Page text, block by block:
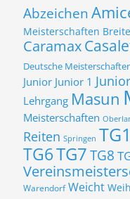
Abzeichen
Meisterschaften
Caramax
Deutsche
Junior Junior 1
Lehrgang Masun
Meisterschaften
Reiten Springen TG1
TG6TG7TG8
Warendorf Weicht